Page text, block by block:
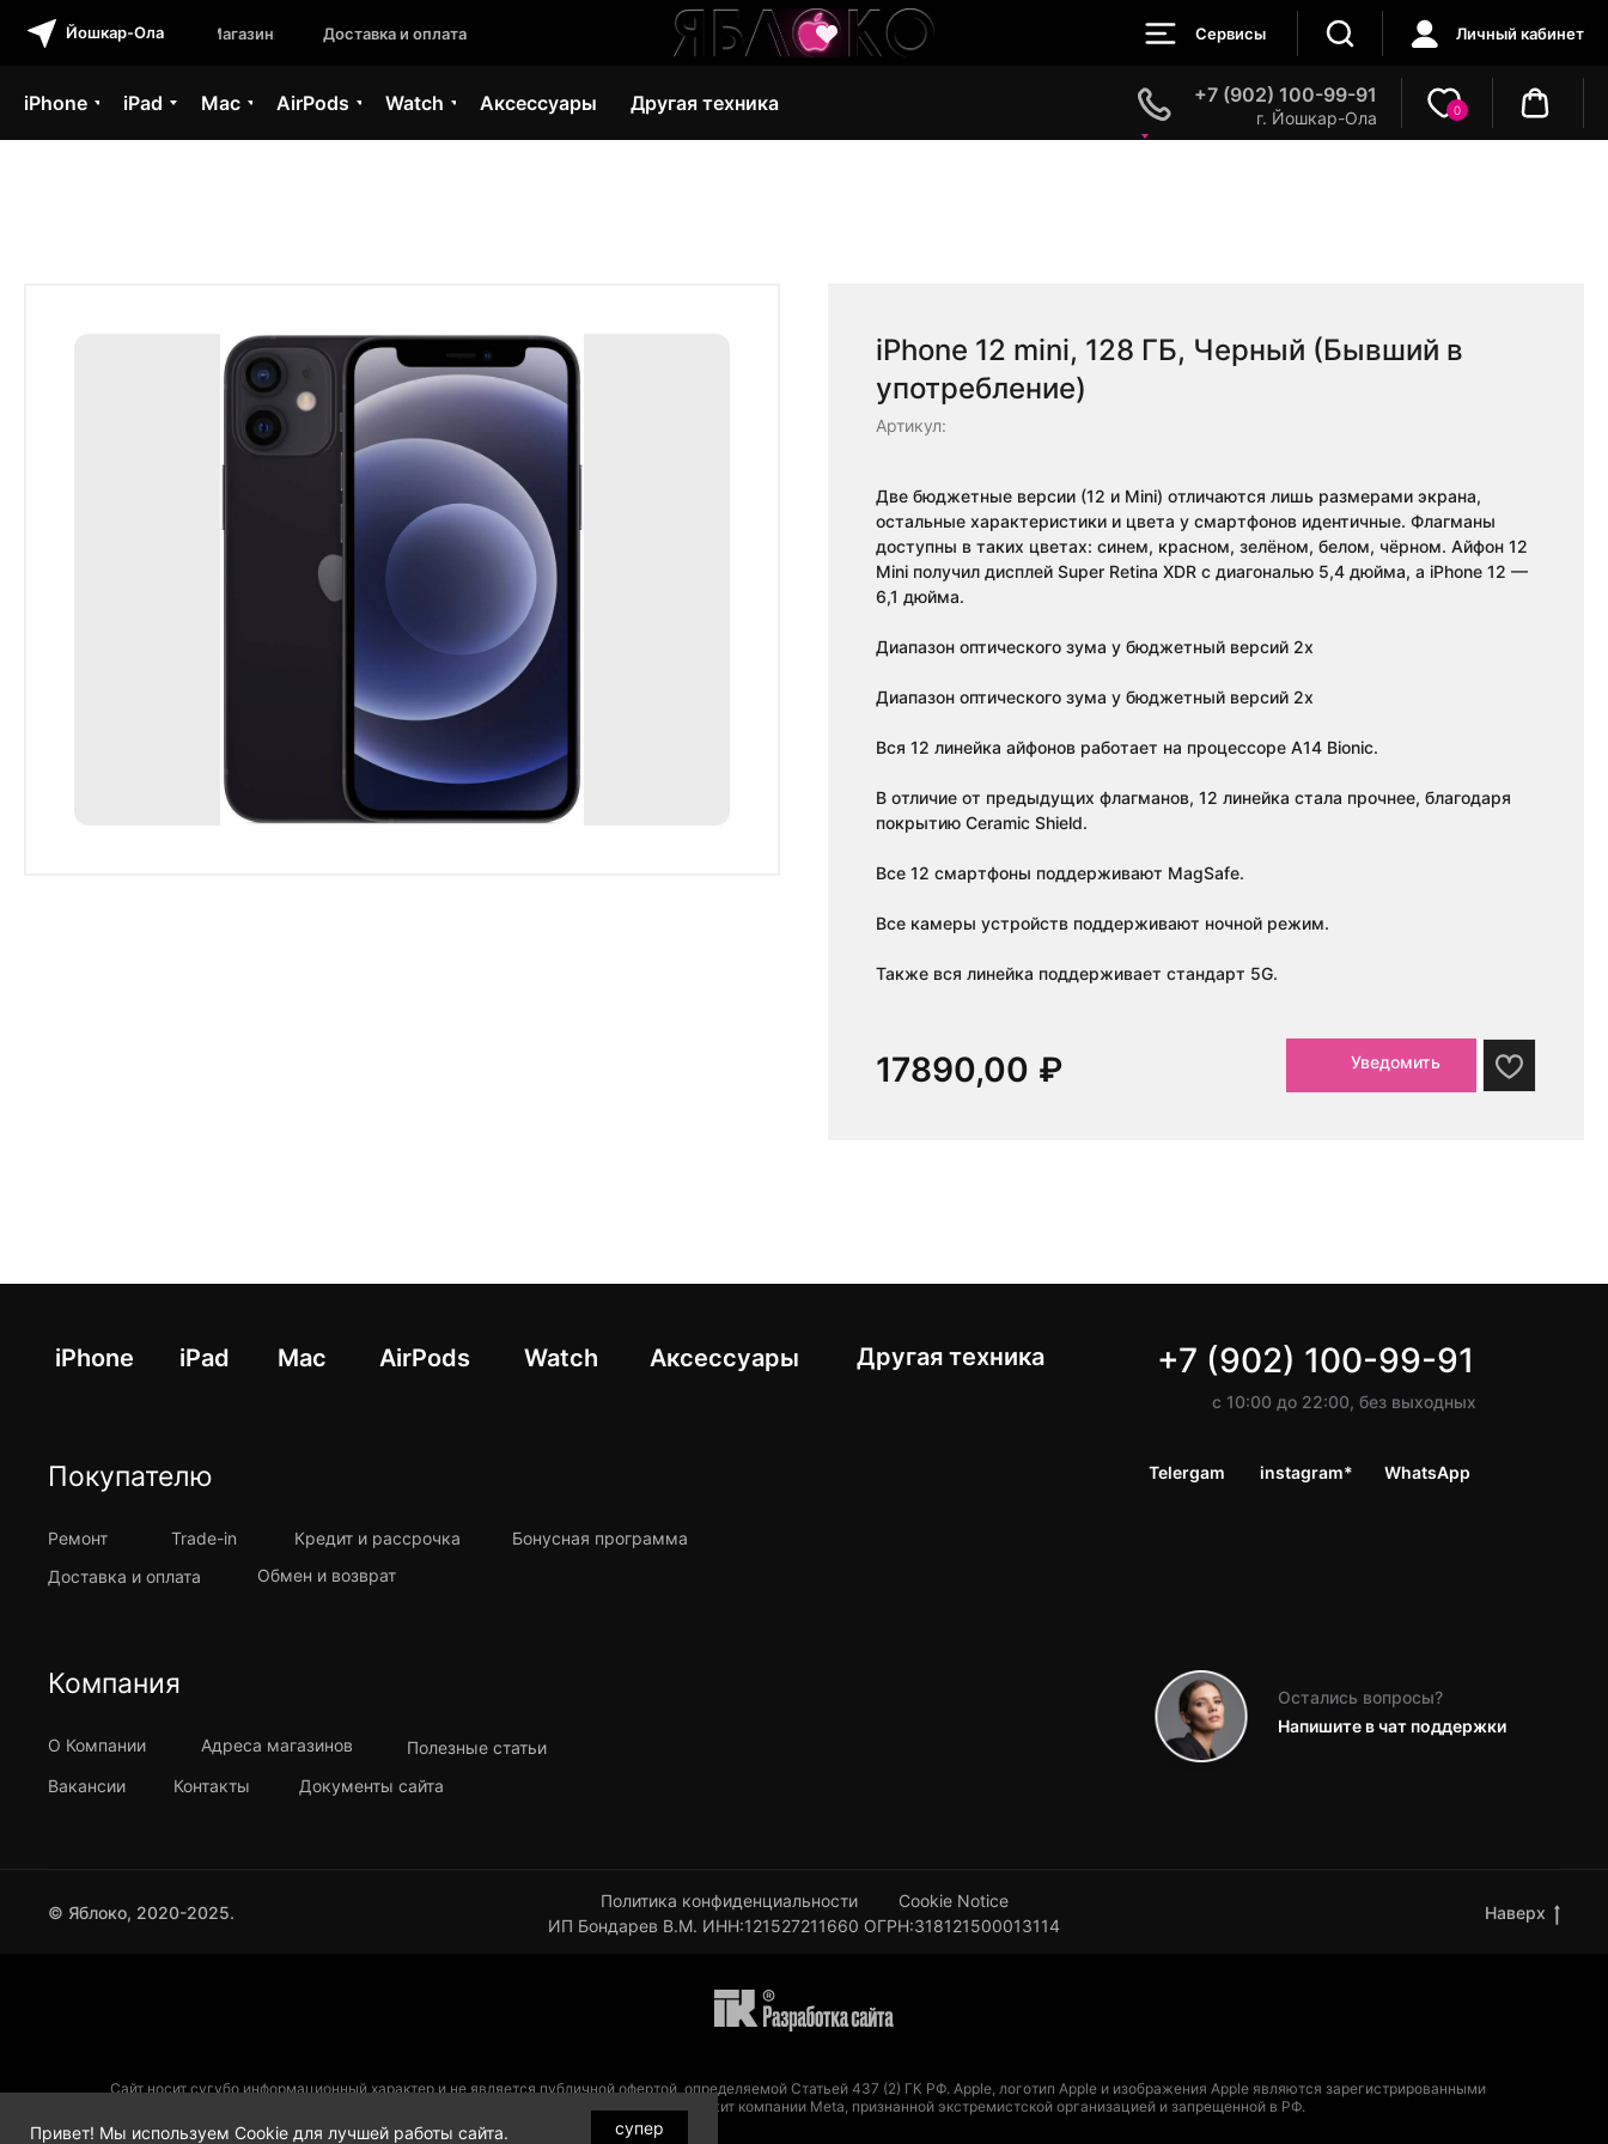
Магазины Доставка и оплата
Йошкар-Ола Сервисы Личный кабинет
iPhone iPad Mac AirPods Watch Аксессуары
г. Йошкар-Ола
Другая техника +7 (902) 100-99-91
0
iPhone 12 mini, 128 ГБ, Черный (Бывший в
употребление)
Артикул:
17890,00 ₽ Уведомить
Две бюджетные версии (12 и Mini) отличаются лишь размерами экрана,
остальные характеристики и цвета у смартфонов идентичные. Флагманы
доступны в таких цветах: синем, красном, зелёном, белом, чёрном. Айфон 12
Mini получил дисплей Super Retina XDR с диагональю 5,4 дюйма, а iPhone 12 —
6,1 дюйма.
Диапазон оптического зума у бюджетный версий 2x
Диапазон оптического зума у бюджетный версий 2x
Вся 12 линейка айфонов работает на процессоре A14 Bionic.
В отличие от предыдущих флагманов, 12 линейка стала прочнее, благодаря
покрытию Ceramic Shield.
Все 12 смартфоны поддерживают MagSafe.
Все камеры устройств поддерживают ночной режим.
Также вся линейка поддерживает стандарт 5G.
iPhone iPad Mac AirPods Watch Другая техника
Аксессуары
Покупателю
Ремонт Trade-in Кредит и рассрочка
Бонусная программа
Доставка и оплата
Обмен и возврат
Компания
О Компании Адреса магазинов
Полезные статьи
Вакансии
Контакты Документы сайта
с 10:00 до 22:00, без выходных
+7 (902) 100-99-91
Остались вопросы?
WhatsApp
Telergam instagram*
Напишите в чат поддержки
© Яблоко, 2020-2025.
Политика конфиденциальности
Cookie Notice
ИП Бондарев В.М. ИНН:121527211660 ОГРН:318121500013114
Наверх
Сайт носит сугубо информационный характер и не является публичной офертой, определяемой Статьей 437 (2) ГК РФ. Apple, логотип Apple и изображения Apple являются зарегистрированными
товарными знаками компании Apple Inc. в США и других странах. Instagram принадлежит компании Meta, признанной экстремистской организацией и запрещенной в РФ.
Привет! Мы используем Cookie для лучшей работы сайта. супер